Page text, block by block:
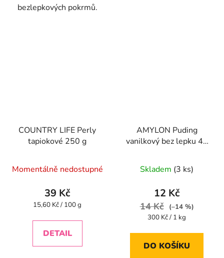
bezlepkových pokrmů.
COUNTRY LIFE Perly
tapiokové 250 g
Momentálně nedostupné
39 Kč
Měrná
15,60 Kč / 100 g
DETAIL
AMYLON Puding
vanilkový bez lepku 40
Skladem (3 ks)
12 Kč
14 Kč
(–14 %)
Měrná
300 Kč / 1 kg
DO KOŠÍKU